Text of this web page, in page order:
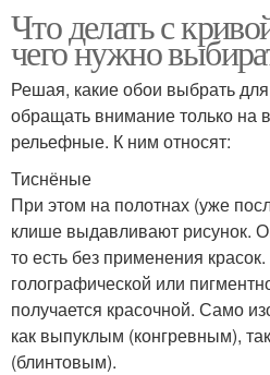
Что делать с
чего нужно
Решая, какие обои выбрать
обращать внимание только на
рельефные. К ним относят:
Тиснёные
При этом на полотнах (уже
клише выдавливают рисунок.
то есть без применения
голографической или
получается красочной. Само
как выпуклым (конгревным),
(блинтовым).